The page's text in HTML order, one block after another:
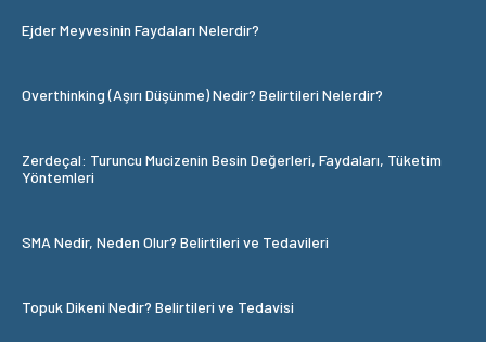
Ejder Meyvesinin Faydaları Nelerdir?
Overthinking (Aşırı Düşünme) Nedir? Belirtileri Nelerdir?
Zerdeçal: Turuncu Mucizenin Besin Değerleri, Faydaları, Tüketim
Yöntemleri
SMA Nedir, Neden Olur? Belirtileri ve Tedavileri
Topuk Dikeni Nedir? Belirtileri ve Tedavisi